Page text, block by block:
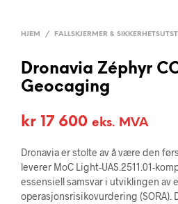
HJEM / FALLSKJERMER &
Dronavia Zéphyr
Geocaging
kr 17 600 eks. MVA
Dronavia er stolte av å være den
leverer MoC Light-UAS.2511.01-
essensiell samsvar i utviklingen av
operasjonsrisikovurdering (SORA).